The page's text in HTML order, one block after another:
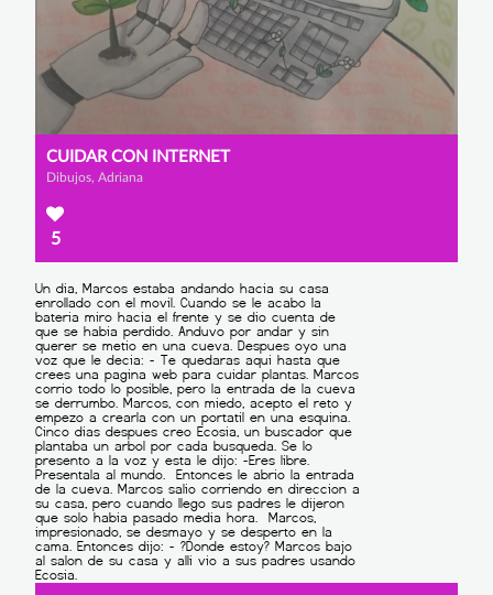
CUIDAR CON INTERNET
Dibujos, Adriana
5